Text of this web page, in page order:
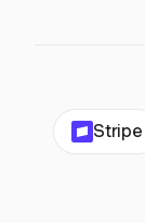
Stripe